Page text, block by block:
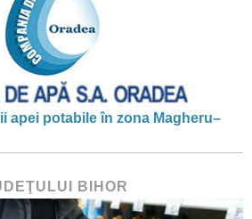
apei potabile în zona Magheru–
BIHOR